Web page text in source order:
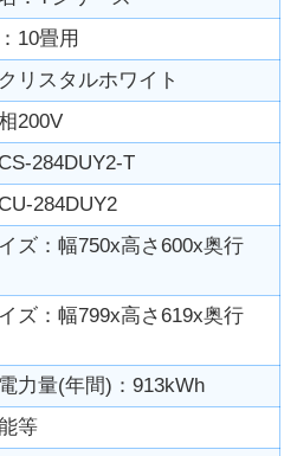
10畳用
リスタルホワイト
200V
284DUY2-T
284DUY2
ズ：幅750x高さ600x奥行
ズ：幅799x高さ619x奥行
力量(年間)：913kWh
等